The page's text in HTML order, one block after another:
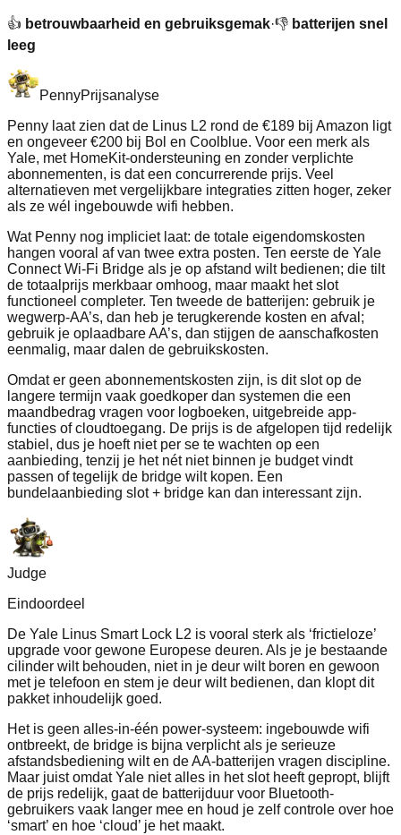
👍 betrouwbaarheid en gebruiksgemak·👎 batterijen snel
leeg
PennyPrijsanalyse
Penny laat zien dat de Linus L2 rond de €189 bij Amazon ligt
en ongeveer €200 bij Bol en Coolblue. Voor een merk als
Yale, met HomeKit-ondersteuning en zonder verplichte
abonnementen, is dat een concurrerende prijs. Veel
alternatieven met vergelijkbare integraties zitten hoger, zeker
als ze wél ingebouwde wifi hebben.
Wat Penny nog impliciet laat: de totale eigendomskosten
hangen vooral af van twee extra posten. Ten eerste de Yale
Connect Wi‑Fi Bridge als je op afstand wilt bedienen; die tilt
de totaalprijs merkbaar omhoog, maar maakt het slot
functioneel completer. Ten tweede de batterijen: gebruik je
wegwerp-AA’s, dan heb je terugkerende kosten en afval;
gebruik je oplaadbare AA’s, dan stijgen de aanschafkosten
eenmalig, maar dalen de gebruikskosten.
Omdat er geen abonnementskosten zijn, is dit slot op de
langere termijn vaak goedkoper dan systemen die een
maandbedrag vragen voor logboeken, uitgebreide app-
functies of cloudtoegang. De prijs is de afgelopen tijd redelijk
stabiel, dus je hoeft niet per se te wachten op een
aanbieding, tenzij je het nét niet binnen je budget vindt
passen of tegelijk de bridge wilt kopen. Een
bundelaanbieding slot + bridge kan dan interessant zijn.
Judge
Eindoordeel
De Yale Linus Smart Lock L2 is vooral sterk als ‘frictieloze’
upgrade voor gewone Europese deuren. Als je je bestaande
cilinder wilt behouden, niet in je deur wilt boren en gewoon
met je telefoon en stem je deur wilt bedienen, dan klopt dit
pakket inhoudelijk goed.
Het is geen alles-in-één power-systeem: ingebouwde wifi
ontbreekt, de bridge is bijna verplicht als je serieuze
afstandsbediening wilt en de AA-batterijen vragen discipline.
Maar juist omdat Yale niet alles in het slot heeft gepropt, blijft
de prijs redelijk, gaat de batterijduur voor Bluetooth-
gebruikers vaak langer mee en houd je zelf controle over hoe
‘smart’ en hoe ‘cloud’ je het maakt.